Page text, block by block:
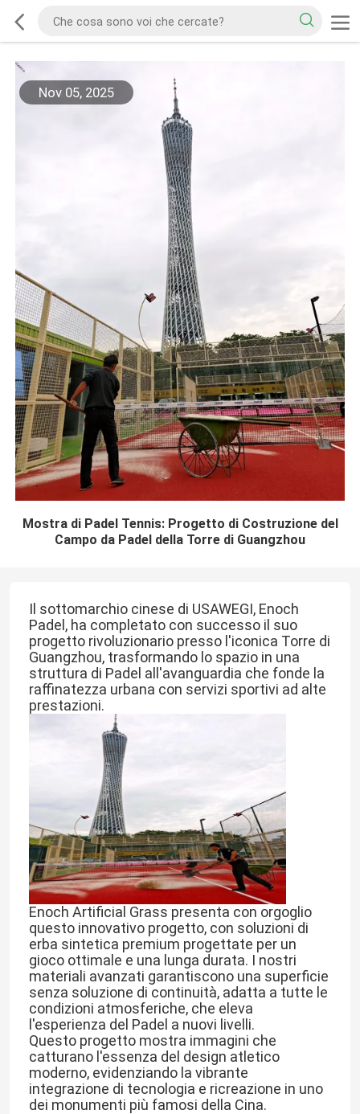
Nov 05, 2025
Mostra di Padel Tennis: Progetto di Costruzione del
Campo da Padel della Torre di Guangzhou
Il sottomarchio cinese di USAWEGI, Enoch
Padel, ha completato con successo il suo
progetto rivoluzionario presso l'iconica Torre di
Guangzhou, trasformando lo spazio in una
struttura di Padel all'avanguardia che fonde la
raffinatezza urbana con servizi sportivi ad alte
prestazioni.
Enoch Artificial Grass presenta con orgoglio
questo innovativo progetto, con soluzioni di
erba sintetica premium progettate per un
gioco ottimale e una lunga durata. I nostri
materiali avanzati garantiscono una superficie
senza soluzione di continuità, adatta a tutte le
condizioni atmosferiche, che eleva
l'esperienza del Padel a nuovi livelli.
Questo progetto mostra immagini che
catturano l'essenza del design atletico
moderno, evidenziando la vibrante
integrazione di tecnologia e ricreazione in uno
dei monumenti più famosi della Cina.